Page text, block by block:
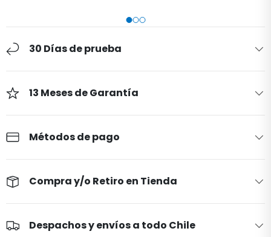
30 Días de prueba
13 Meses de Garantía
Métodos de pago
Compra y/o Retiro en Tienda
Despachos y envíos a todo Chile